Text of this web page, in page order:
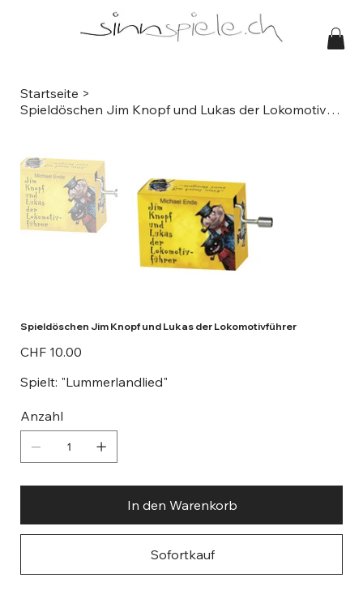
Startseite >
Spieldöschen Jim Knopf und Lukas der Lokomotivführer
Spieldöschen Jim Knopf und Lukas der Lokomotivführer
Preis
CHF 10.00
Spielt: "Lummerlandlied"
Anzahl
In den Warenkorb
Sofortkauf